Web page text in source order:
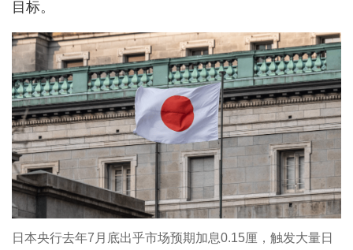
目标。
日本央行去年7月底出乎市场预期加息0.15厘，触发大量日